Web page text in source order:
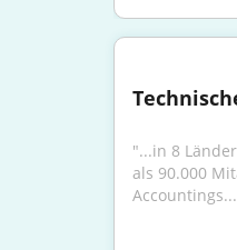
"...in 8
als 90.000